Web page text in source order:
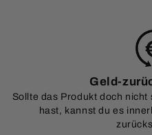
Geld-
Sollte das Produkt doch
hast, kannst du es